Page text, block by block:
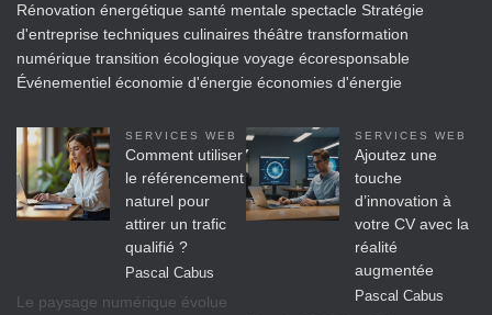
Rénovation énergétique santé mentale spectacle Stratégie
d'entreprise techniques culinaires théâtre transformation
numérique transition écologique voyage écoresponsable
Événementiel économie d'énergie économies d'énergie
SERVICES WEB
Comment utiliser
le référencement
naturel pour
attirer un trafic
qualifié ?
Pascal Cabus
Le paysage numérique évolue
SERVICES WEB
Ajoutez une
touche
d’innovation à
votre CV avec la
réalité
augmentée
Pascal Cabus